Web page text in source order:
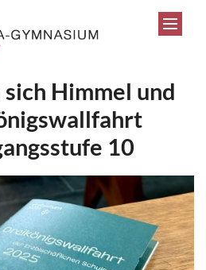
Himmel und
10